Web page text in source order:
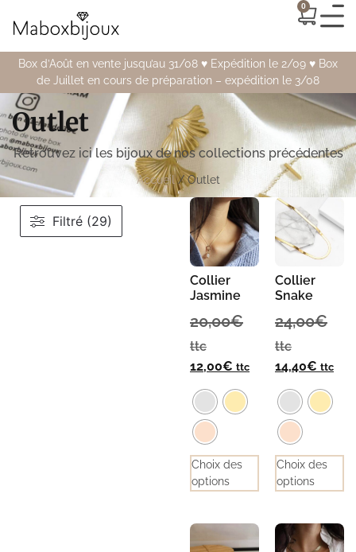
0
Box d’Août en vente jusqu’au 31/08 ♥️ Expédition le 2/09 ♥️ Box
de Juillet en cours de préparation – expédition le 3/08
Outlet
Retrouvez ici les bijoux de nos collections précédentes
Accueil/ Outlet
Filtré (29)
Collier
Jasmine
20,00€
ttc
12,00€ ttc
Choix des
options
Collier
Snake
24,00€
ttc
14,40€ ttc
Choix des
options